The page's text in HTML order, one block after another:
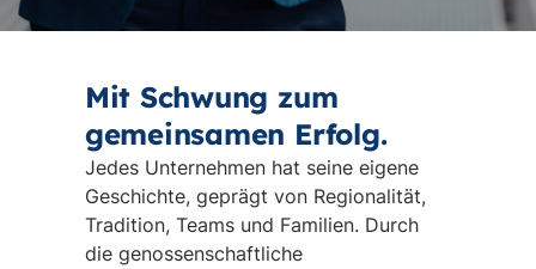
Mit Schwung zum
gemeinsamen Erfolg.
Jedes Unternehmen hat seine eigene
Geschichte, geprägt von Regionalität,
Tradition, Teams und Familien. Durch
die genossenschaftliche